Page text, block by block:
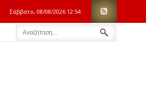
Σάββατο, 08/08/2026 12:54